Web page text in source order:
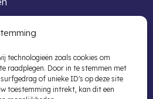
technologieën zoals cookies om
raadplegen. Door in te stemmen met
of unieke ID's op deze site
toestemming intrekt, kan dit een